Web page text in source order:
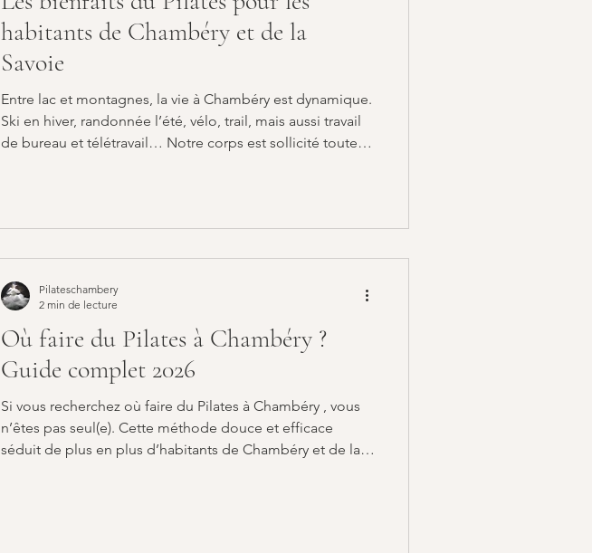
habitants de Chambéry et de la
Savoie
Entre lac et montagnes, la vie à Chambéry est dynamique.
Ski en hiver, randonnée l’été, vélo, trail, mais aussi travail
de bureau et télétravail… Notre corps est sollicité toute
Découvrons pourquoi cette pratique est particulièrement
Où faire du Pilates à Chambéry ?
Guide complet 2026
Si vous recherchez où faire du Pilates à Chambéry , vous
n’êtes pas seul(e). Cette méthode douce et efficace
séduit de plus en plus d’habitants de Chambéry et de la
Pilateschambery
2 min de lecture